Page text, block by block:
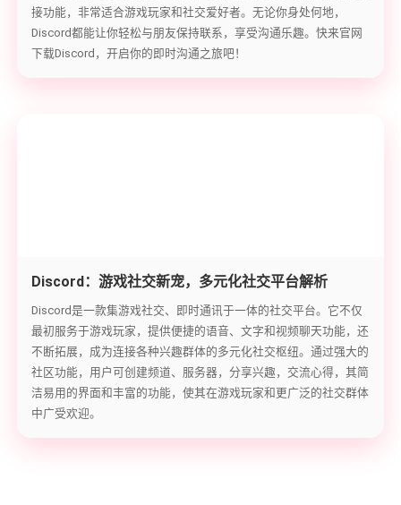
接功能，非常适合游戏玩家和社交爱好者。无论你身处何地，
Discord都能让你轻松与朋友保持联系，享受沟通乐趣。快来官网
下载Discord，开启你的即时沟通之旅吧！
Discord：游戏社交新宠，多元化社交平台解析
Discord是一款集游戏社交、即时通讯于一体的社交平台。它不仅
最初服务于游戏玩家，提供便捷的语音、文字和视频聊天功能，还
不断拓展，成为连接各种兴趣群体的多元化社交枢纽。通过强大的
社区功能，用户可创建频道、服务器，分享兴趣，交流心得，其简
洁易用的界面和丰富的功能，使其在游戏玩家和更广泛的社交群体
中广受欢迎。